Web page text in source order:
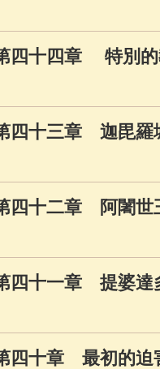
四十四章 特別
四十三章 迦毘羅
四十二章 阿闍世
四十一章 提婆達
四十章 最初的迫